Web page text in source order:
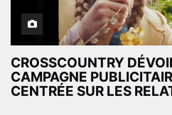
CROSSCOUNTRY
CAMPAGNE
CENTRÉE SUR LES